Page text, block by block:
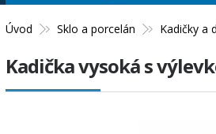
Úvod Sklo a porcelán Kadičky a
Kadička vysoká s